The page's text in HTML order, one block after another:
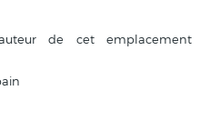
de cet emplacement